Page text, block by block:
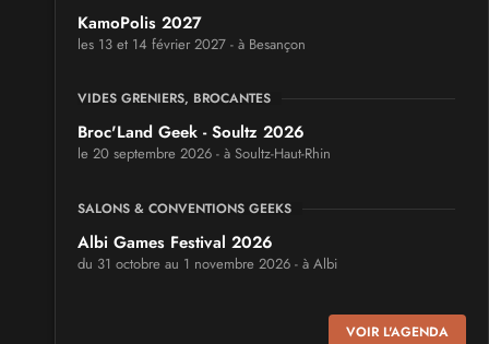
KamoPolis 2027
les 13 et 14 février 2027 - à Besançon
VIDES GRENIERS, BROCANTES
Broc'Land Geek - Soultz 2026
le 20 septembre 2026 - à Soultz-Haut-Rhin
SALONS & CONVENTIONS GEEKS
Albi Games Festival 2026
du 31 octobre au 1 novembre 2026 - à Albi
VOIR L'AGENDA